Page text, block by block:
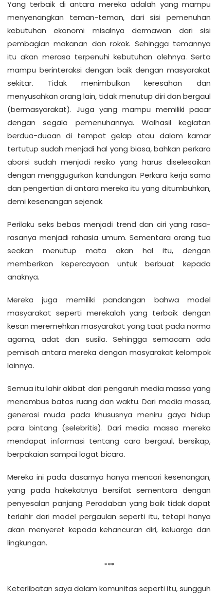
Yang terbaik di antara mereka adalah yang mampu
menyenangkan teman-teman, dari sisi pemenuhan
kebutuhan ekonomi misalnya dermawan dari sisi
pembagian makanan dan rokok. Sehingga temannya
itu akan merasa terpenuhi kebutuhan olehnya. Serta
mampu berinteraksi dengan baik dengan masyarakat
sekitar. Tidak menimbulkan keresahan dan
menyusahkan orang lain, tidak menutup diri dan bergaul
(bermasyarakat). Juga yang mampu memiliki pacar
dengan segala pemenuhannya. Walhasil kegiatan
berdua-duaan di tempat gelap atau dalam kamar
tertutup sudah menjadi hal yang biasa, bahkan perkara
aborsi sudah menjadi resiko yang harus diselesaikan
dengan menggugurkan kandungan. Perkara kerja sama
dan pengertian di antara mereka itu yang ditumbuhkan,
demi kesenangan sejenak.
Perilaku seks bebas menjadi trend dan ciri yang rasa-
rasanya menjadi rahasia umum. Sementara orang tua
seakan menutup mata akan hal itu, dengan
memberikan kepercayaan untuk berbuat kepada
anaknya.
Mereka juga memiliki pandangan bahwa model
masyarakat seperti merekalah yang terbaik dengan
kesan meremehkan masyarakat yang taat pada norma
agama, adat dan susila. Sehingga semacam ada
pemisah antara mereka dengan masyarakat kelompok
lainnya.
Semua itu lahir akibat dari pengaruh media massa yang
menembus batas ruang dan waktu. Dari media massa,
generasi muda pada khususnya meniru gaya hidup
para bintang (selebritis). Dari media massa mereka
mendapat informasi tentang cara bergaul, bersikap,
berpakaian sampai logat bicara.
Mereka ini pada dasarnya hanya mencari kesenangan,
yang pada hakekatnya bersifat sementara dengan
penyesalan panjang. Peradaban yang baik tidak dapat
terlahir dari model pergaulan seperti itu, tetapi hanya
akan menyeret kepada kehancuran diri, keluarga dan
lingkungan.
***
Keterlibatan saya dalam komunitas seperti itu, sungguh